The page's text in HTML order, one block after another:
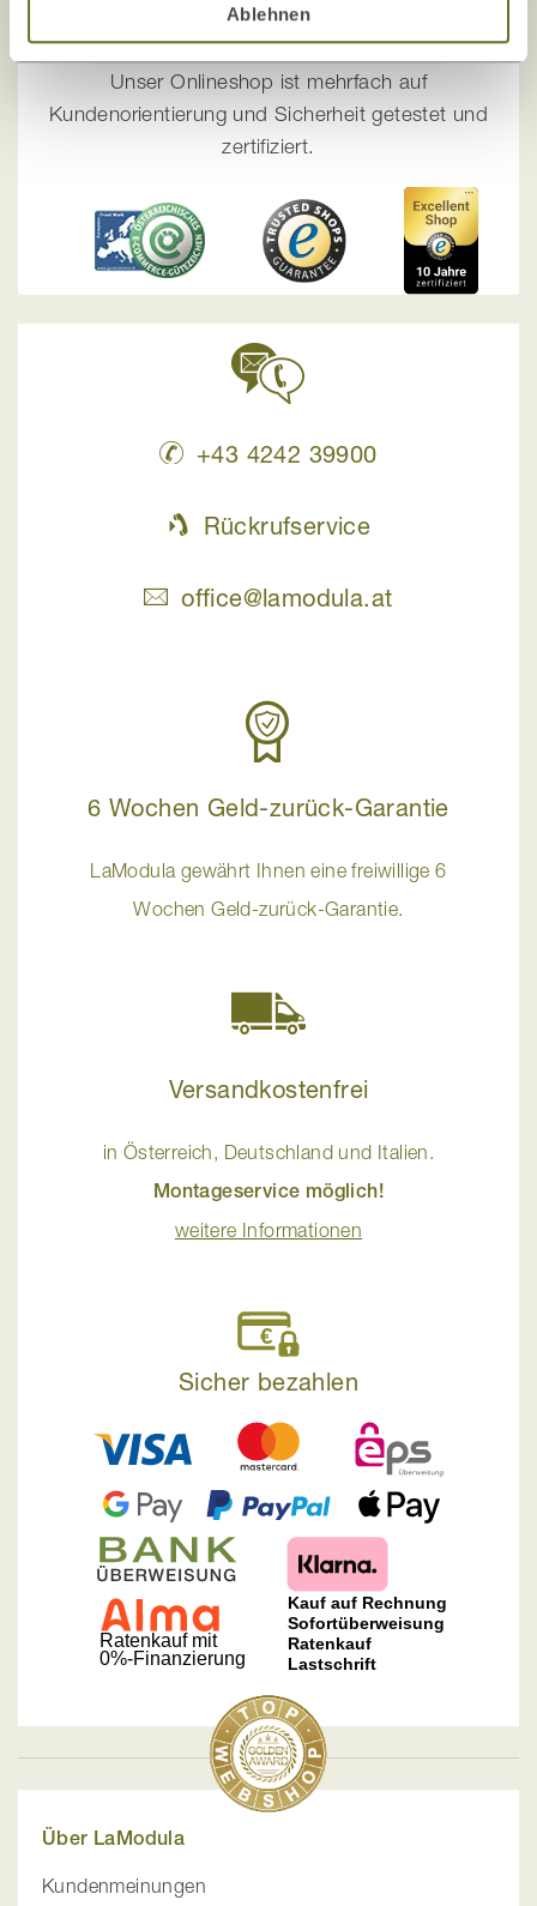
Ablehnen
Die Zufriedenheit unserer Kunden, Sicherheit
und Transparenzsind uns wichtig!
Unser Onlineshop ist mehrfach auf
Kundenorientierung und Sicherheit getestet und
zertifiziert.
+43 4242 39900
Rückrufservice
office@lamodula.at
6 Wochen Geld-zurück-Garantie
LaModula gewährt Ihnen eine freiwillige 6
Wochen Geld-zurück-Garantie.
Versandkostenfrei
in Österreich, Deutschland und Italien.
Montageservice möglich!
weitere Informationen
Sicher bezahlen
Über LaModula
Kundenmeinungen